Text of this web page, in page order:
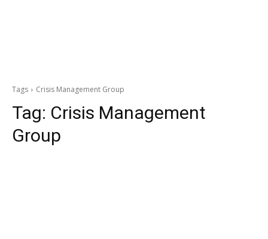
Tags Crisis Management Group
Tag: Crisis Management
Group